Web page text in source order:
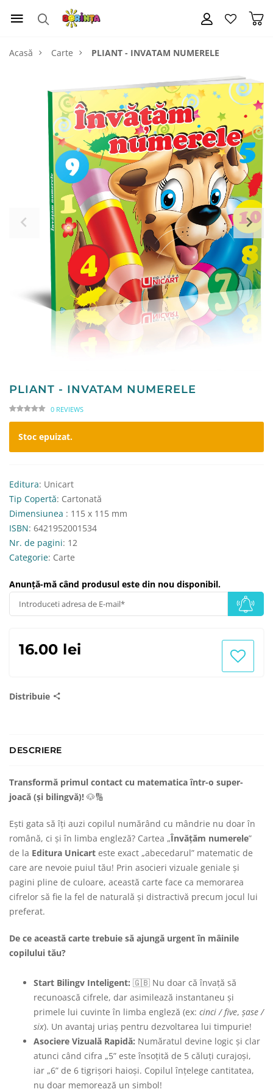
Acasă Carte PLIANT - INVATAM NUMERELE
PLIANT - INVATAM NUMERELE
0 REVIEWS
Stoc epuizat.
Editura: Unicart
Tip Copertă: Cartonată
Dimensiunea : 115 x 115 mm
ISBN: 6421952001534
Nr. de pagini: 12
Categorie: Carte
Anunță-mă când produsul este din nou disponibil.
16.00 lei
Distribuie
DESCRIERE
Transformă primul contact cu matematica într-o super-
joacă (și bilingvă)! 🐶🔢
Ești gata să îți auzi copilul numărând cu mândrie nu doar în
română, ci și în limba engleză? Cartea „Învățăm numerele”
de la Editura Unicart este exact „abecedarul” matematic de
care are nevoie puiul tău! Prin asocieri vizuale geniale și
pagini pline de culoare, această carte face ca memorarea
cifrelor să fie la fel de naturală și distractivă precum jocul lui
preferat.
De ce această carte trebuie să ajungă urgent în mâinile
copilului tău?
Start Bilingv Inteligent: 🇬🇧 Nu doar că învață să
recunoască cifrele, dar asimilează instantaneu și
primele lui cuvinte în limba engleză (ex: cinci / five, șase /
six). Un avantaj uriaș pentru dezvoltarea lui timpurie!
Asociere Vizuală Rapidă: Număratul devine logic și clar
atunci când cifra „5” este însoțită de 5 căluți curajoși,
iar „6” de 6 tigrișori haioși. Copilul înțelege cantitatea,
nu doar memorează un simbol!